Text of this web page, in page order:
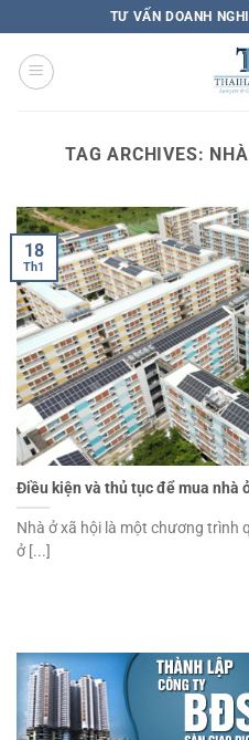
TƯ VẤN DOANH
TAG ARCHIVES:
Điều kiện và thủ tục để mua nhà
Nhà ở xã hội là một chương trình
ở [...]
18
Th1